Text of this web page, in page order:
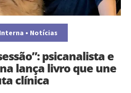
Interna • Notícias
psicanalista e
lança livro que une
clínica